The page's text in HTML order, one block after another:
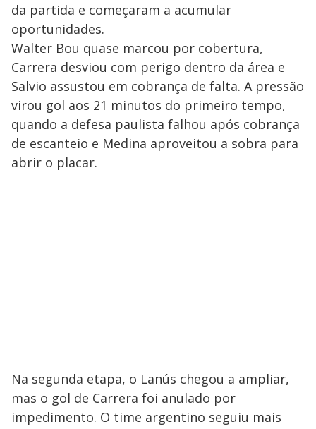
da partida e começaram a acumular
oportunidades.
Walter Bou quase marcou por cobertura,
Carrera desviou com perigo dentro da área e
Salvio assustou em cobrança de falta. A pressão
virou gol aos 21 minutos do primeiro tempo,
quando a defesa paulista falhou após cobrança
de escanteio e Medina aproveitou a sobra para
abrir o placar.
Na segunda etapa, o Lanús chegou a ampliar,
mas o gol de Carrera foi anulado por
impedimento. O time argentino seguiu mais